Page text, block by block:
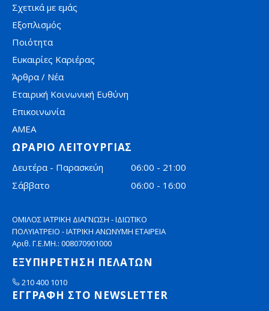
Σχετικά με εμάς
Εξοπλισμός
Ποιότητα
Ευκαιρίες Καριέρας
Άρθρα / Νέα
Εταιρική Κοινωνική Ευθύνη
Επικοινωνία
AMEA
ΩΡΑΡΙΟ ΛΕΙΤΟΥΡΓΙΑΣ
Δευτέρα - Παρασκεύη
06:00 - 21:00
Σάββατο
06:00 - 16:00
ΟΜΙΛΟΣ ΙΑΤΡΙΚΗ ΔΙΑΓΝΩΣΗ - ΙΔΙΩΤΙΚΟ
ΠΟΛΥΙΑΤΡΕΙΟ - ΙΑΤΡΙΚΗ ΑΝΩΝΥΜΗ ΕΤΑΙΡΕΙΑ
Αριθ. Γ.Ε.ΜΗ.: 008070901000
ΕΞΥΠΗΡΕΤΗΣΗ ΠΕΛΑΤΩΝ
210 400 1010
ΕΓΓΡΑΦΗ ΣΤΟ NEWSLETTER